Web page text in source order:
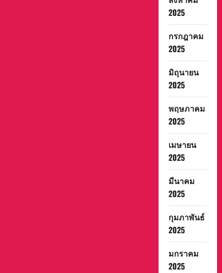
2025
กรกฎาคม
2025
มิถุนายน
2025
พฤษภาคม
2025
เมษายน
2025
มีนาคม
2025
กุมภาพันธ์
2025
มกราคม
2025